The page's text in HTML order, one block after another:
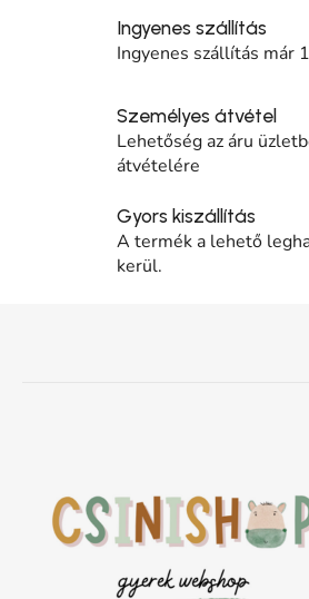
Ingyenes szállítás
Ingyenes szállítás már
Személyes átvétel
Lehetőség az áru
átvételére
Gyors kiszállítás
A termék a lehető
kerül.